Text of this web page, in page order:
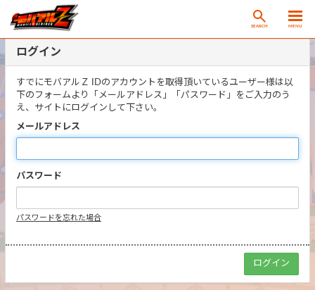
SEARCH MENU
ログイン
すでにモバアルＺ IDのアカウントを取得頂いているユーザー様は以
下のフォームより「メールアドレス」「パスワード」をご入力のう
え、サイトにログインして下さい。
メールアドレス
パスワード
パスワードを忘れた場合